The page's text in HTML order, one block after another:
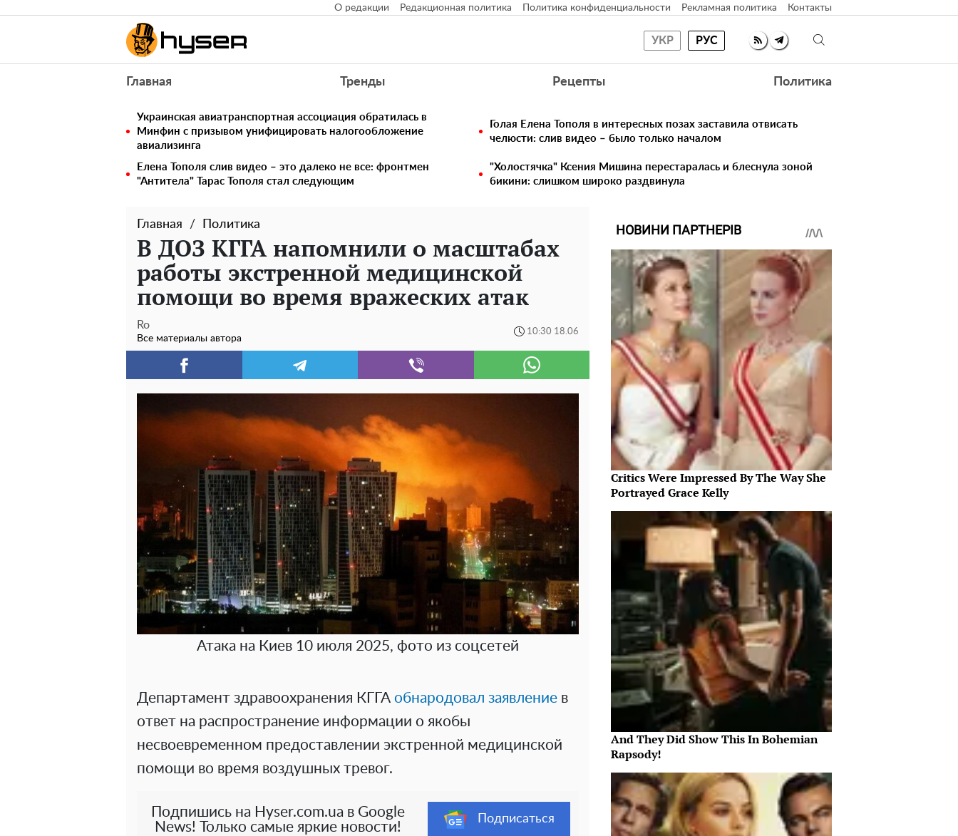
О редакции Редакционная политика Политика конфиденциальности Рекламная политика Контакты
УКР РУС
Главная Тренды Рецепты Политика
Украинская авиатранспортная ассоциация обратилась в
Минфин с призывом унифицировать налогообложение
авиализинга
Голая Елена Тополя в интересных позах заставила отвисать
челюсти: слив видео – было только началом
Елена Тополя слив видео – это далеко не все: фронтмен
"Антитела" Тарас Тополя стал следующим
"Холостячка" Ксения Мишина перестаралась и блеснула зоной
бикини: слишком широко раздвинула
Главная Политика
В ДОЗ КГГА напомнили о масштабах
работы экстренной медицинской
помощи во время вражеских атак
Ro
Все материалы автора
10:30 18.06
Атака на Киев 10 июля 2025, фото из соцсетей
Департамент здравоохранения КГГА обнародовал заявление в
ответ на распространение информации о якобы
несвоевременном предоставлении экстренной медицинской
помощи во время воздушных тревог.
Подпишись на Hyser.com.ua в Google
News! Только самые яркие новости!
Подписаться
НОВИНИ ПАРТНЕРІВ
Critics Were Impressed By The Way She
Portrayed Grace Kelly
And They Did Show This In Bohemian
Rapsody!